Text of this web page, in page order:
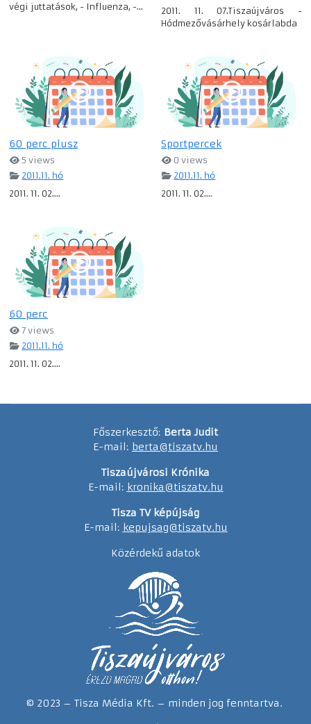
végi juttatások, - Influenza, -...
2011. 11. 07.Tiszaújváros -
Hódmezővásárhely kosárlabda
60 perc plusz
5 views
2011.11. hó
2011. 11. 02....
Sportpercek
0 views
2011.11. hó
2011. 11. 02....
60 perc
7 views
2011.11. hó
2011. 11. 02....
Főszerkesztő: Berta Judit
E-mail: berta@tiszatv.hu
Tiszaújvárosi Krónika
E-mail: kronika@tiszatv.hu
Tisza TV képújság
E-mail: kepujsag@tiszatv.hu
Közérdekű adatok
© 2023 – Tisza Média Kft. – minden jog fenntartva.